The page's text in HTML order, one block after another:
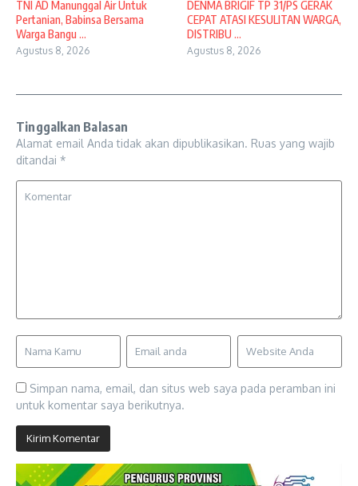
TNI AD Manunggal Air Untuk
Pertanian, Babinsa Bersama
Warga Bangu ...
Agustus 8, 2026
DENMA BRIGIF TP 31/PS GERAK
CEPAT ATASI KESULITAN WARGA,
DISTRIBU ...
Agustus 8, 2026
Tinggalkan Balasan
Alamat email Anda tidak akan dipublikasikan. Ruas yang wajib
ditandai *
Simpan nama, email, dan situs web saya pada peramban ini
untuk komentar saya berikutnya.